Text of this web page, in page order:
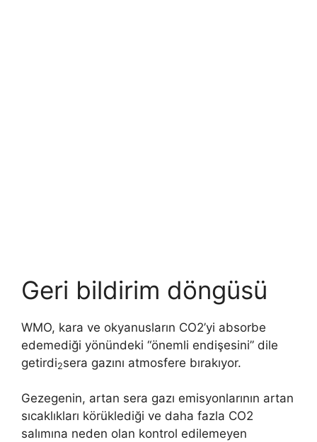
Geri bildirim döngüsü
WMO, kara ve okyanusların CO2’yi absorbe
edemediği yönündeki “önemli endişesini” dile
getirdi2sera gazını atmosfere bırakıyor.
Gezegenin, artan sera gazı emisyonlarının artan
sıcaklıkları körüklediği ve daha fazla CO2
salımına neden olan kontrol edilemeyen